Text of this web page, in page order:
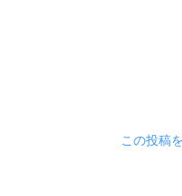
この投稿